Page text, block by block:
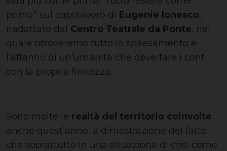
prima” sul capolavoro di Eugenie Ionesco,
riadattato dal Centro Teatrale da Ponte, nel
quale ritroveremo tutto lo spaesamento e
l’affanno di un’umanità che deve fare i conti
con la propria finitezza;
Sono molte le realtà del territorio coinvolte
anche quest’anno, a dimostrazione del fatto
che soprattutto in una situazione di crisi come